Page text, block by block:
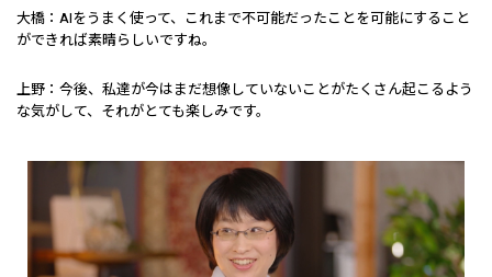
大橋：AIをうまく使って、これまで不可能だったことを可能にすること
ができれば素晴らしいですね。
上野：今後、私達が今はまだ想像していないことがたくさん起こるよう
な気がして、それがとても楽しみです。